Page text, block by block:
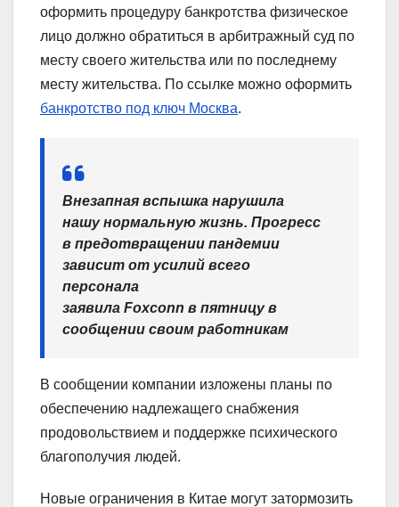
оформить процедуру банкротства физическое
лицо должно обратиться в арбитражный суд по
месту своего жительства или по последнему
месту жительства. По ссылке можно оформить
банкротство под ключ Москва.
Внезапная вспышка нарушила
нашу нормальную жизнь. Прогресс
в предотвращении пандемии
зависит от усилий всего
персонала
заявила Foxconn в пятницу в
сообщении своим работникам
В сообщении компании изложены планы по
обеспечению надлежащего снабжения
продовольствием и поддержке психического
благополучия людей.
Новые ограничения в Китае могут затормозить